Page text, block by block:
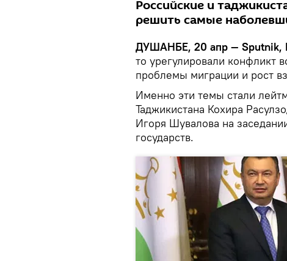
Российские и
решить самые
ДУШАНБЕ, 20 апр — Sputnik,
то урегулировали конфликт
проблемы миграции и рост
Именно эти темы стали
Таджикистана Кохира
Игоря Шувалова на
государств.